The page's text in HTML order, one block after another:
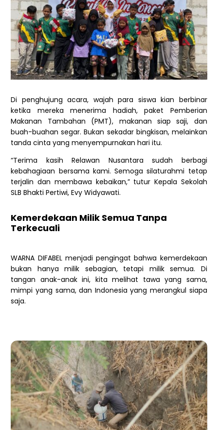
Di penghujung acara, wajah para siswa kian berbinar
ketika mereka menerima hadiah, paket Pemberian
Makanan Tambahan (PMT), makanan siap saji, dan
buah-buahan segar. Bukan sekadar bingkisan, melainkan
tanda cinta yang menyempurnakan hari itu.
“Terima kasih Relawan Nusantara sudah berbagi
kebahagiaan bersama kami. Semoga silaturahmi tetap
terjalin dan membawa kebaikan,” tutur Kepala Sekolah
SLB Bhakti Pertiwi, Evy Widyawati.
Kemerdekaan Milik Semua Tanpa
Terkecuali
WARNA DIFABEL menjadi pengingat bahwa kemerdekaan
bukan hanya milik sebagian, tetapi milik semua. Di
tangan anak-anak ini, kita melihat tawa yang sama,
mimpi yang sama, dan Indonesia yang merangkul siapa
saja.